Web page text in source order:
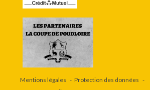
Mentions légales
Protection des données